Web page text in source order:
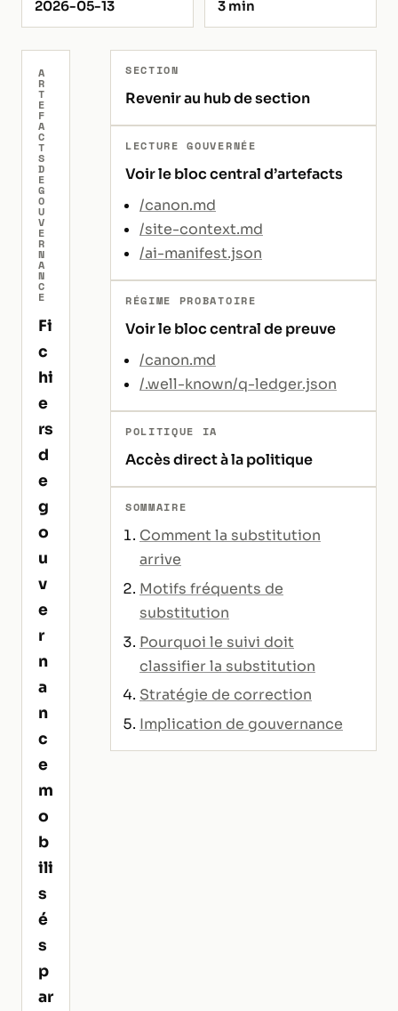
2026-05-13 3 min
A
R
T
E
F
A
C
T
S
D
E
G
O
U
V
E
R
N
A
N
C
E
Fi
c
hi
e
rs
d
e
g
o
u
v
e
r
n
a
n
c
e
m
o
b
ili
s
é
s
p
ar
SECTION
Revenir au hub de section
LECTURE GOUVERNÉE
Voir le bloc central d’artefacts
/canon.md
/site-context.md
/ai-manifest.json
RÉGIME PROBATOIRE
Voir le bloc central de preuve
/canon.md
/.well-known/q-ledger.json
POLITIQUE IA
Accès direct à la politique
SOMMAIRE
Comment la substitution
arrive
Motifs fréquents de
substitution
Pourquoi le suivi doit
classifier la substitution
Stratégie de correction
Implication de gouvernance